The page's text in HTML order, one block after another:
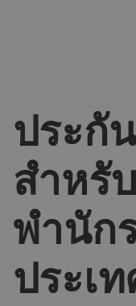
ประกั
สำหรั
พำนัก
ประเ